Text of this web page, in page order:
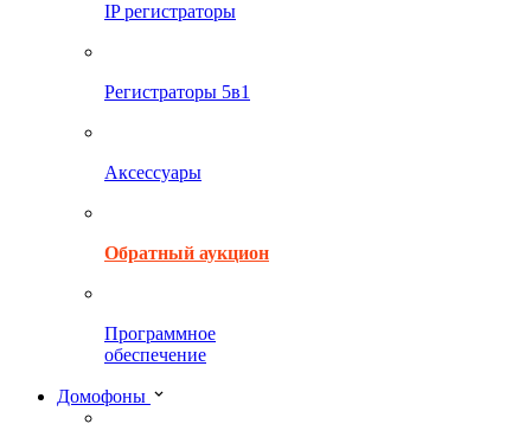
IP регистраторы
Регистраторы 5в1
Аксессуары
Обратный аукцион
Программное
обеспечение
Домофоны